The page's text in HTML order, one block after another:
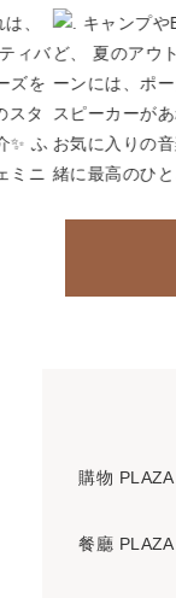
購物
餐廳